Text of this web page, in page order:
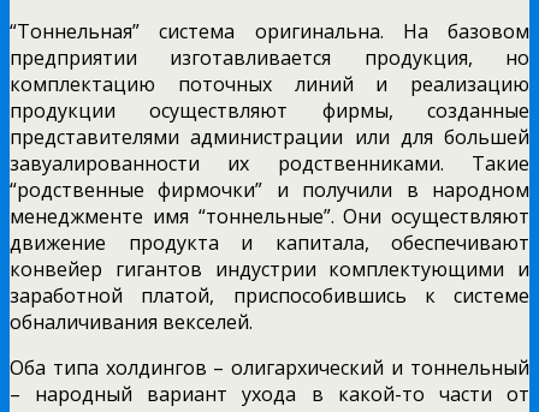
“Тоннельная” система оригинальна. На базовом
предприятии изготавливается продукция, но
комплектацию поточных линий и реализацию
продукции осуществляют фирмы, созданные
представителями администрации или для большей
завуалированности их родственниками. Такие
“родственные фирмочки” и получили в народном
менеджменте имя “тоннельные”. Они осуществляют
движение продукта и капитала, обеспечивают
конвейер гигантов индустрии комплектующими и
заработной платой, приспособившись к системе
обналичивания векселей.
Оба типа холдингов – олигархический и тоннельный
– народный вариант ухода в какой-то части от